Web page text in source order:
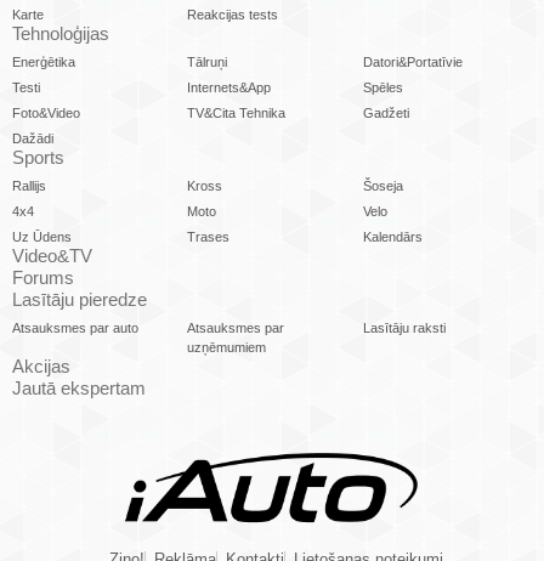
Karte
Reakcijas tests
Tehnoloģijas
Enerģētika Tālruņi
Datori&Portatīvie
Testi
Internets&App
Spēles
Foto&Video
TV&Cita Tehnika
Gadžeti
Dažādi
Sports
Rallijs Kross
Šoseja
4x4
Moto
Velo
Uz Ūdens
Trases Kalendārs
Video&TV
Forums
Lasītāju pieredze
Atsauksmes par auto
Atsauksmes par
uzņēmumiem
Lasītāju raksti
Akcijas
Jautā ekspertam